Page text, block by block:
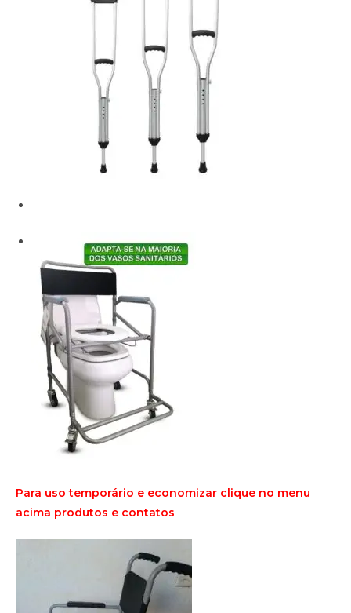
Para uso temporário e economizar clique no menu
acima produtos e contatos